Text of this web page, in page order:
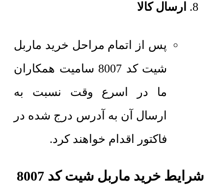
ارسال کالا
پس از اتمام مراحل خرید ماربل
شیت کد 8007 سامیت همکاران
ما در اسرع وقت نسبت به
ارسال آن به آدرس درج شده در
فاکتور اقدام خواهند کرد.
شرایط خرید ماربل شیت کد 8007